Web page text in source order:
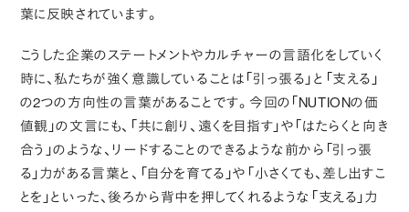
葉に反映されています。
こうした企業のステートメントやカルチャーの言語化をしていく
時に、私たちが強く意識していることは「引っ張る」と「支える」
の2つの方向性の言葉があることです。今回の「NUTIONの価
値観」の文言にも、「共に創り、遠くを目指す」や「はたらくと向き
合う」のような、リードすることのできるような前から「引っ張
る」力がある言葉と、「自分を育てる」や「小さくても、差し出すこ
とを」といった、後ろから背中を押してくれるような「支える」力